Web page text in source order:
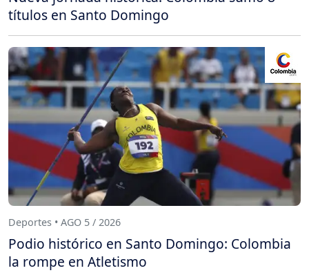
títulos en Santo Domingo
Deportes • AGO 5 / 2026
Podio histórico en Santo Domingo: Colombia
la rompe en Atletismo